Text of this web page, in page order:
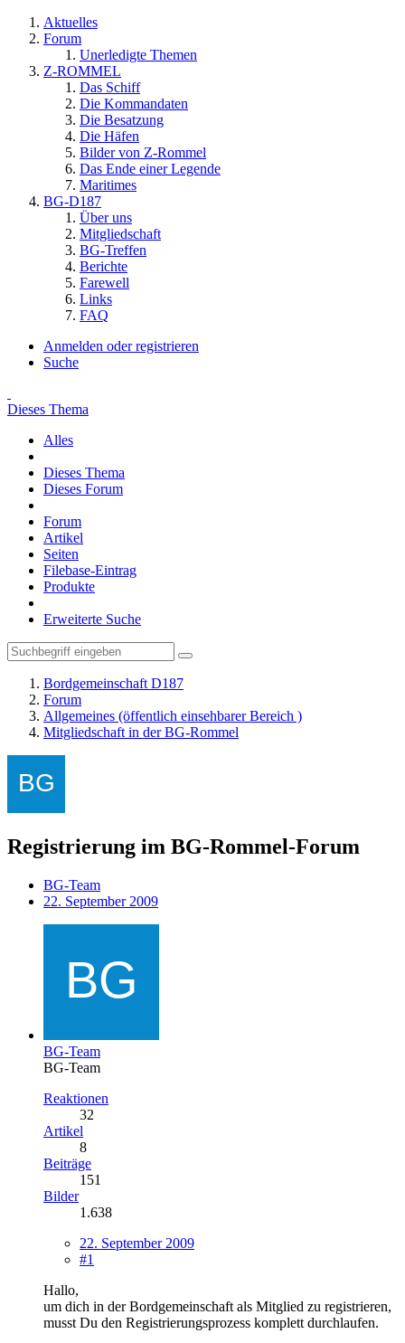
Aktuelles
Forum
Unerledigte Themen
Z-ROMMEL
Das Schiff
Die Kommandaten
Die Besatzung
Die Häfen
Bilder von Z-Rommel
Das Ende einer Legende
Maritimes
BG-D187
Über uns
Mitgliedschaft
BG-Treffen
Berichte
Farewell
Links
FAQ
Anmelden oder registrieren
Suche
Dieses Thema
Alles
Dieses Thema
Dieses Forum
Forum
Artikel
Seiten
Filebase-Eintrag
Produkte
Erweiterte Suche
Bordgemeinschaft D187
Forum
Allgemeines (öffentlich einsehbarer Bereich )
Mitgliedschaft in der BG-Rommel
Registrierung im BG-Rommel-Forum
BG-Team
22. September 2009
BG-Team
BG-Team
Reaktionen
32
Artikel
8
Beiträge
151
Bilder
1.638
22. September 2009
#1
Hallo,
um dich in der Bordgemeinschaft als Mitglied zu registrieren,
musst Du den Registrierungsprozess komplett durchlaufen.